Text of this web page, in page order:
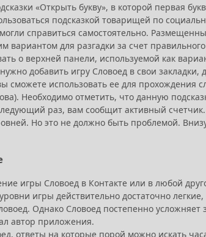
«Открыть букву», в которой первая
подсказкой товарищей по
справиться самостоятельно.
вариантом для разгадки за счет
о верхней панели, используемой как
добавить игру Словоед в свои закладки,
сможете использовать ее для прохождения
Необходимо отметить, что данную
раз, вам сообщит активный
Но это не должно быть проблемой.
игры Словоед в Контакте или в любой
игры действительно достаточно
Однако Словоед постепенно
автор приложения.
ответы на которые порой можно искать